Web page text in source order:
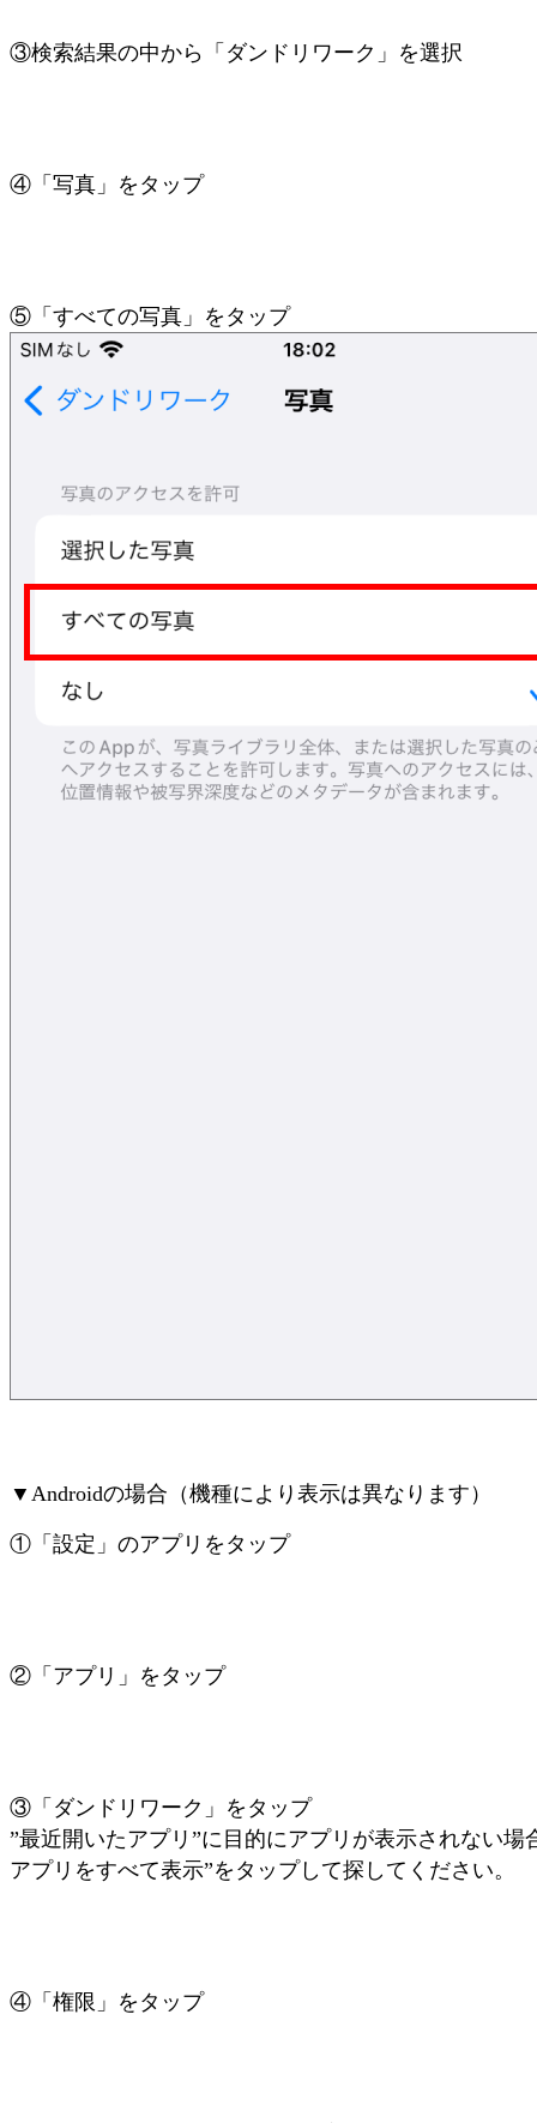
③検索結果の中から「ダンドリワーク」を選択
④「写真」をタップ
⑤「すべての写真」をタップ
▼Androidの場合（機種により表示は異なります）
①「設定」のアプリをタップ
②「アプリ」をタップ
③「ダンドリワーク」をタップ
”最近開いたアプリ”に目的にアプリが表示されない場
アプリをすべて表示”をタップして探してください。
④「権限」をタップ